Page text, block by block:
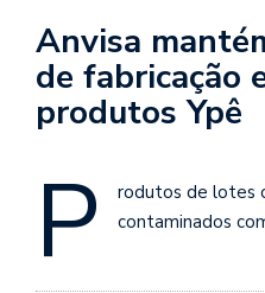
Anvisa
de fabricação
produtos Ypê
P
rodutos de lotes
contaminados